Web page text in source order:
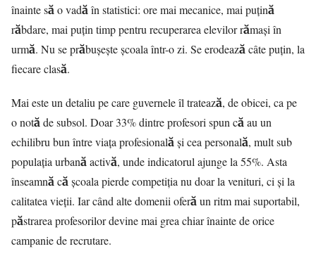
înainte să o vadă în statistici: ore mai mecanice, mai puțină
răbdare, mai puțin timp pentru recuperarea elevilor rămași în
urmă. Nu se prăbușește școala într-o zi. Se erodează câte puțin, la
fiecare clasă.
Mai este un detaliu pe care guvernele îl tratează, de obicei, ca pe
o notă de subsol. Doar 33% dintre profesori spun că au un
echilibru bun între viața profesională și cea personală, mult sub
populația urbană activă, unde indicatorul ajunge la 55%. Asta
înseamnă că școala pierde competiția nu doar la venituri, ci și la
calitatea vieții. Iar când alte domenii oferă un ritm mai suportabil,
păstrarea profesorilor devine mai grea chiar înainte de orice
campanie de recrutare.